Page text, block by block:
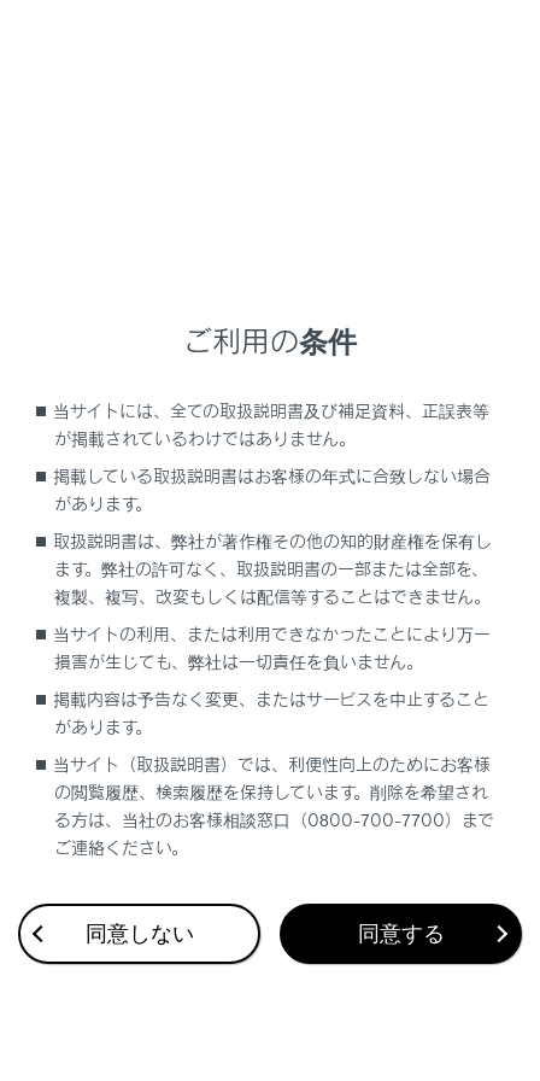
FF（前輪駆動）をレッカー車でけん引しても
AWD（4輪駆動）をレッカー車でけん引しても
らう
合わせて見られているページ
警告灯が点灯／点滅した
ディスプレイに警告メッセージが表示された
バックドアが開かない
このページは役に立ちましたか？
ご利用の条件
当サイトには、全ての取扱説明書及び補足資料、正誤表等
が掲載されているわけではありません。
掲載している取扱説明書はお客様の年式に合致しない場合
があります。
取扱説明書は、弊社が著作権その他の知的財産権を保有し
ます。弊社の許可なく、取扱説明書の一部または全部を、
複製、複写、改変もしくは配信等することはできません。
当サイトの利用、または利用できなかったことにより万一
損害が生じても、弊社は一切責任を負いません。
掲載内容は予告なく変更、またはサービスを中止すること
があります。
当サイト（取扱説明書）では、利便性向上のためにお客様
の閲覧履歴、検索履歴を保持しています。削除を希望され
る方は、当社のお客様相談窓口（0800-700-7700）まで
ご連絡ください。
同意しない 同意する